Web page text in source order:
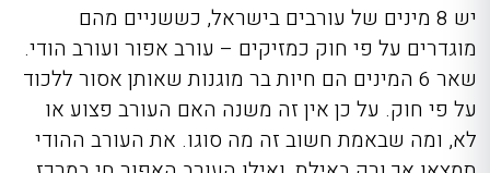
יש 8 מינים של עורבים בישראל, כששניים מהם
מוגדרים על פי חוק כמזיקים – עורב אפור ועורב הודי.
שאר 6 המינים הם חיות בר מוגנות שאותן אסור ללכוד
על פי חוק. על כן אין זה משנה האם העורב פצוע או
לא, ומה שבאמת חשוב זה מה סוגו. את העורב ההודי